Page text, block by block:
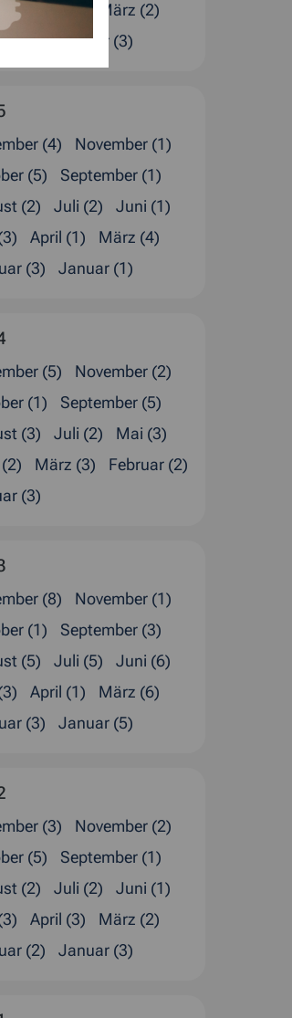
April (4)
März (2)
(4)
Januar (3)
(4)
November (1)
(5)
September (1)
(2)
Juli (2)
Juni (1)
April (1)
März (4)
(3)
Januar (1)
(5)
November (2)
(1)
September (5)
(3)
Juli (2)
Mai (3)
März (3)
Februar (2)
(3)
(8)
November (1)
(1)
September (3)
(5)
Juli (5)
Juni (6)
April (1)
März (6)
(3)
Januar (5)
(3)
November (2)
(5)
September (1)
(2)
Juli (2)
Juni (1)
April (3)
März (2)
(2)
Januar (3)